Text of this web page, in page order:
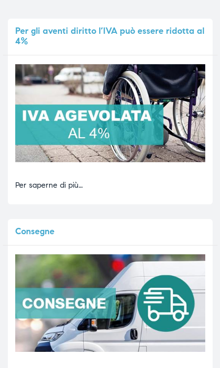
Pergli aventi diritto l’IVA può essere ridotta al
4%
Per saperne di più…
Consegne